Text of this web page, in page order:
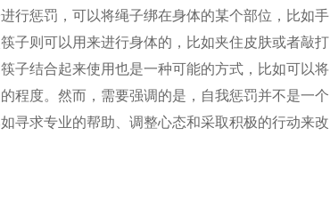
行惩罚，可以将绳子绑在身体的某个部位，比如手
子则可以用来进行身体的，比如夹住皮肤或者敲打
子结合起来使用也是一种可能的方式，比如可以将
程度。然而，需要强调的是，自我惩罚并不是一个
寻求专业的帮助、调整心态和采取积极的行动来改